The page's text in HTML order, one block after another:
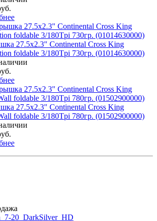
27.5x2.3" Continental Cross King
foldable 3/180Tpi 730гр. (01014630000)
27.5x2.3" Continental Cross King
foldable 3/180Tpi 780гр. (01502900000)